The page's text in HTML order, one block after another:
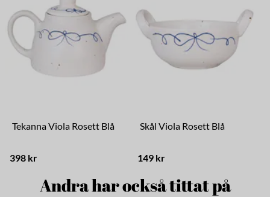
Tekanna Viola Rosett Blå
398 kr
Skål Viola Rosett Blå
149 kr
Andra har också tittat på